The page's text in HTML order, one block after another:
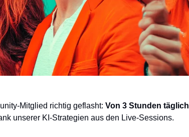
Mitglied richtig geflasht: Von 3 Stunden täglich
unserer KI-Strategien aus den Live-Sessions.